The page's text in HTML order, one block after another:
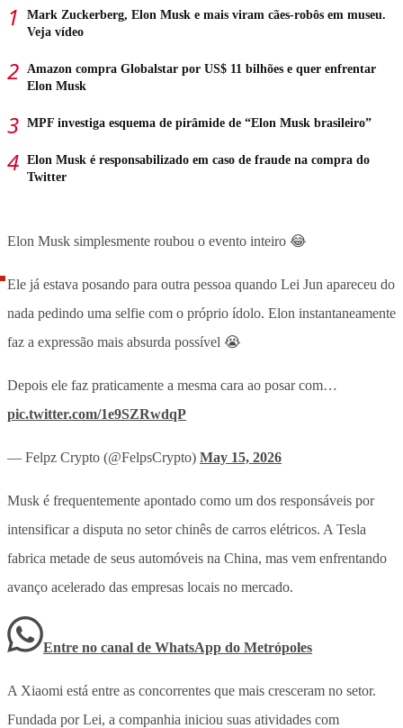
Mark Zuckerberg, Elon Musk e mais viram cães-robôs em museu.
Veja vídeo
Amazon compra Globalstar por US$ 11 bilhões e quer enfrentar
Elon Musk
MPF investiga esquema de pirâmide de “Elon Musk brasileiro”
Elon Musk é responsabilizado em caso de fraude na compra do
Twitter
Elon Musk simplesmente roubou o evento inteiro 😂
Ele já estava posando para outra pessoa quando Lei Jun apareceu do
nada pedindo uma selfie com o próprio ídolo. Elon instantaneamente
faz a expressão mais absurda possível 😭
Depois ele faz praticamente a mesma cara ao posar com…
pic.twitter.com/1e9SZRwdqP
— Felpz Crypto (@FelpsCrypto) May 15, 2026
Musk é frequentemente apontado como um dos responsáveis por
intensificar a disputa no setor chinês de carros elétricos. A Tesla
fabrica metade de seus automóveis na China, mas vem enfrentando
avanço acelerado das empresas locais no mercado.
Entre no canal de WhatsApp do Metrópoles
A Xiaomi está entre as concorrentes que mais cresceram no setor.
Fundada por Lei, a companhia iniciou suas atividades com